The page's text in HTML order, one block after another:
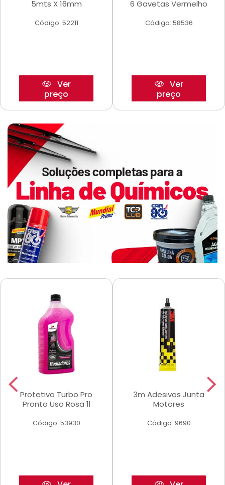
5mts X 16mm
Código: 52211
Ver
preço
6 Gavetas Vermelho
Código: 58536
Ver
preço
Protetivo Turbo Pro
Pronto Uso Rosa 1l
Código: 53930
3m Adesivos Junta
Motores
Código: 9690